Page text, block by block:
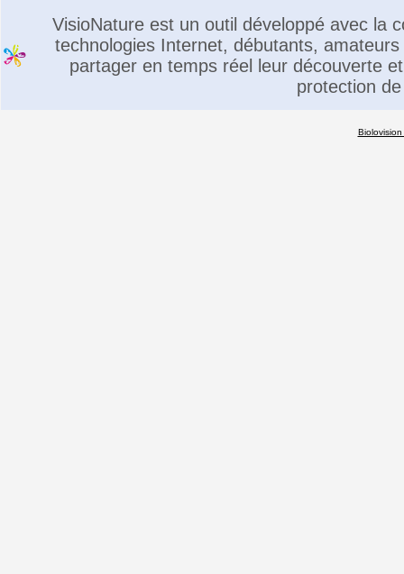
VisioNature est un outil développé avec la
technologies Internet, débutants,
partager en temps réel leur découverte
protection
Biolovision